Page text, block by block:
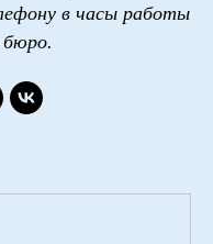
в часы работы
бюро.